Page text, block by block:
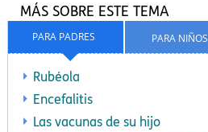
PARA NIÑOS
PARA PADRES
MÁS SOBRE ESTE TEMA
Rubéola
Encefalitis
Las vacunas de su hijo